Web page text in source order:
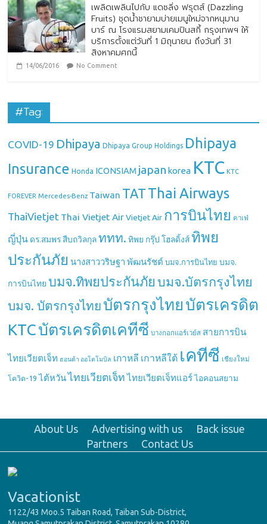
เพลิดเพลินไปกับ แดซลิ่ง ฟรุตส์ (Dazzling
Fruits) ชุดน้ำชายามบ่ายเมนูใหม่จากหนุมาน
บาร์ ณ โรงแรมสยามเคมปินสกี้ กรุงเทพฯ ให้
บริการตั้งแต่วันที่ 1 มิถุนายน ถึงวันที่ 31
สิงหาคมศกนี้
14/06/2016 No Comment
#Tag:
COVID-19 Dhipaya Dhipaya Group Holdings Dhipaya
Insurance Honda ICONSIAM japan korea KTC KTC
FOREVER Mercedes-Benz Taiwan TAT Thai Airways
ThaiVietjet Thai Vietjet Air Vietjet Air การบินไทย คาเฟ่
ญี่ปุ่น ดร.สมพร สืบถวิลกุล ททท. ทิพย กรุ๊ป โฮลดิ้งส์ ทิพย
ประกันภัย นางสาววริษฐา พัฒนรัชต์ บมจ.การบินไทย บมจ.
การบินไทย บมจ.ทิพยประกันภัย บมจ.บัตรกรุงไทย
บมจ. บัตรกรุงไทย บัตรกรุงไทย บัตรเครดิต
KTCบัตรเครดิตเคทีซี บางกอกแอร์เวย์ส สายการบิน
ไทยเวียตเจ็ท ฮอนด้า ออโตโมบิล เกาหลี เกาหลีใต้ เคทีซี เชียงใหม่
โควิด-19 ไต้หวัน ไทยเวียตเจ็ท ไทยเวียตเจ็ทแอร์ ไอคอนสยาม
About Us Advertising with us
Back issue
Partners
Contact Us
Vacationist
1122/43 Moo.5 Taiban Road, Taiban Sub-District,